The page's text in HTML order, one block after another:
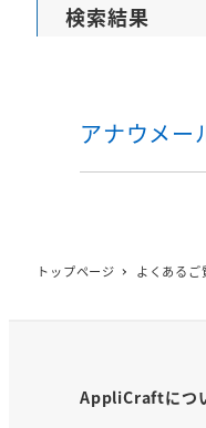
検索結果
アナウメー
トップページ よくあるご
AppliCraftにつ